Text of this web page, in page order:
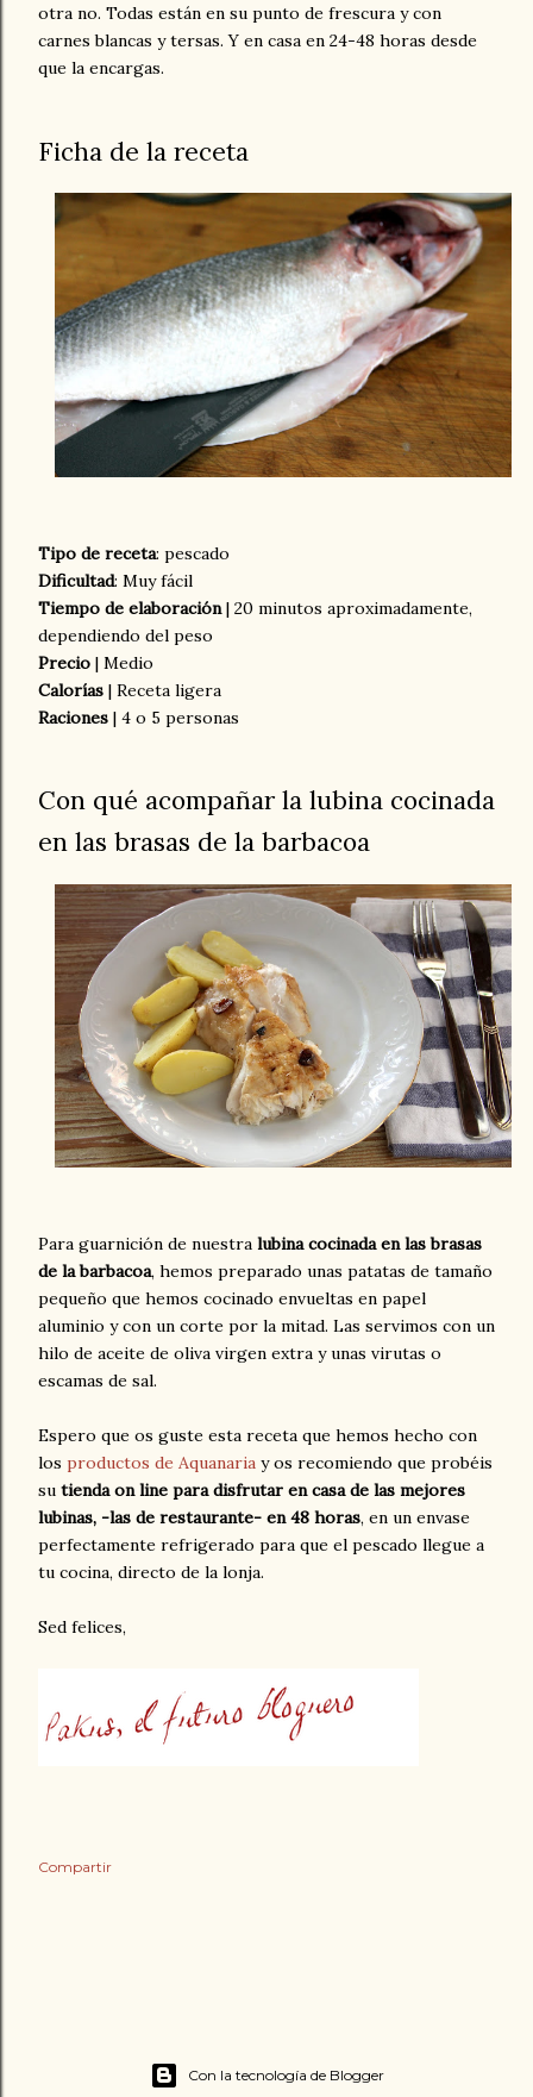
otra no. Todas están en su punto de frescura y con
carnes blancas y tersas. Y en casa en 24-48 horas desde
que la encargas.
Ficha de la receta
Tipo de receta: pescado
Dificultad: Muy fácil
Tiempo de elaboración| 20 minutos aproximadamente,
dependiendo del peso
Precio | Medio
Calorías | Receta ligera
Raciones | 4 o 5 personas
Con qué acompañar la lubina cocinada
en las brasas de la barbacoa
Para guarnición de nuestra lubina cocinada en las brasas
de la barbacoa, hemos preparado unas patatas de tamaño
pequeño que hemos cocinado envueltas en papel
aluminio y con un corte por la mitad. Las servimos con un
hilo de aceite de oliva virgen extra y unas virutas o
escamas de sal.
Espero que os guste esta receta que hemos hecho con
los productos de Aquanaria y os recomiendo que probéis
su tienda on line para disfrutar en casa de las mejores
lubinas, -las de restaurante- en 48 horas, en un envase
perfectamente refrigerado para que el pescado llegue a
tu cocina, directo de la lonja.
Sed felices,
Compartir
Con la tecnología de Blogger